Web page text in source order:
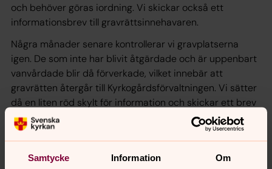
Samtycke Information Om
och behöver göras iordning. Vi skickar också ett
informationsbrev till gravrättsinnehavaren.
Några månader senare kontrollerar vi gravplatserna
igen. De som inte har blivit åtgärdade och är uppenbart
vanvårdade blir då förverkade, vilket innebär att
gravrätten återgår till Kyrkogårdsförvaltningen. Vi sätter
då en liten röd skylt för information och skickar ett brev
till gravrättsinnehavaren.